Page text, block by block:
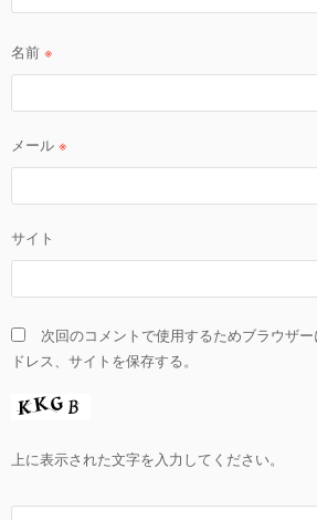
名前 ※
メール ※
サイト
次回のコメントで使用するためブラウザ
ドレス、サイトを保存する。
上に表示された文字を入力してください。